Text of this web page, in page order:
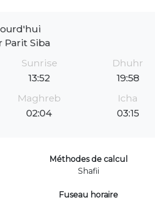
Parit Siba
Sunrise
13:52
Dhuhr
19:58
Maghreb
02:04
Icha
03:15
Méthodes de calcul
Shafii
Fuseau horaire